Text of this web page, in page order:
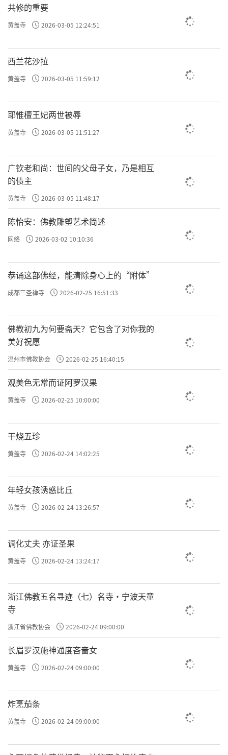
共修的重要
黄盖寺 2026-03-05 12:24:51
西兰花沙拉
黄盖寺 2026-03-05 11:59:12
耶惟檀王妃两世被辱
黄盖寺 2026-03-05 11:51:27
广钦老和尚：世间的父母子女，乃是相互
的债主
黄盖寺 2026-03-05 11:48:17
陈怡安：佛教雕塑艺术简述
网络 2026-03-02 10:10:36
恭诵这部佛经，能清除身心上的“附体”
成都三圣禅寺 2026-02-25 16:51:33
佛教初九为何要斋天？它包含了对你我的
美好祝愿
温州市佛教协会 2026-02-25 16:40:15
观美色无常而证阿罗汉果
黄盖寺 2026-02-25 10:00:00
干烧五珍
黄盖寺 2026-02-24 14:02:25
年轻女孩诱惑比丘
黄盖寺 2026-02-24 13:26:57
调化丈夫 亦证圣果
黄盖寺 2026-02-24 13:24:17
浙江佛教五名寻迹（七）名寺·宁波天童
寺
浙江省佛教协会 2026-02-24 09:00:00
长眉罗汉施神通度吝啬女
黄盖寺 2026-02-24 09:00:00
炸烹茄条
黄盖寺 2026-02-24 09:00:00